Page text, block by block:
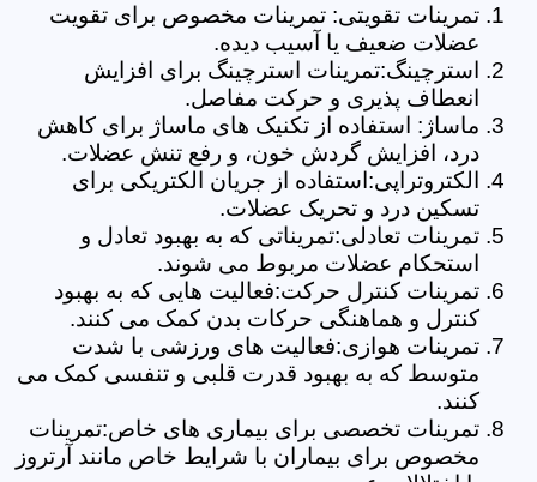
تمرینات تقویتی: تمرینات مخصوص برای تقویت
عضلات ضعیف یا آسیب دیده.
استرچینگ:تمرینات استرچینگ برای افزایش
انعطاف پذیری و حرکت مفاصل.
ماساژ: استفاده از تکنیک های ماساژ برای کاهش
درد، افزایش گردش خون، و رفع تنش عضلات.
الکتروتراپی:استفاده از جریان الکتریکی برای
تسکین درد و تحریک عضلات.
تمرینات تعادلی:تمریناتی که به بهبود تعادل و
استحکام عضلات مربوط می شوند.
تمرینات کنترل حرکت:فعالیت هایی که به بهبود
کنترل و هماهنگی حرکات بدن کمک می کنند.
تمرینات هوازی:فعالیت های ورزشی با شدت
متوسط که به بهبود قدرت قلبی و تنفسی کمک می
کنند.
تمرینات تخصصی برای بیماری های خاص:تمرینات
مخصوص برای بیماران با شرایط خاص مانند آرتروز